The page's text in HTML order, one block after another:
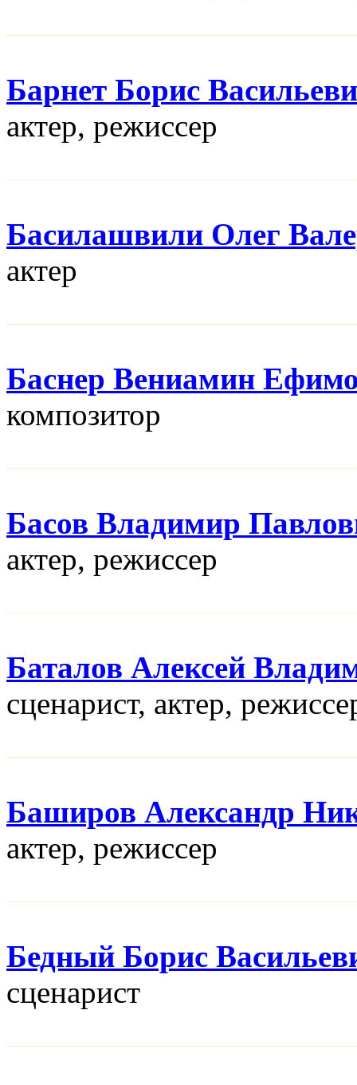
Барнет Борис
актер, режисcер
Басилашвили Олег
актер
Баснер Вениамин
композитор
Басов Владимир
актер, режисcер
Баталов Алексей
сценарист, актер,
Баширов Александр
актер, режисcер
Бедный Борис
сценарист